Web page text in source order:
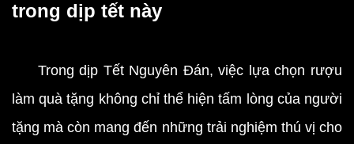
trong dịp tết này
Trong dịp Tết Nguyên Đán, việc lựa chọn rượu
làm quà tặng không chỉ thể hiện tấm lòng của người
tặng mà còn mang đến những trải nghiệm thú vị cho